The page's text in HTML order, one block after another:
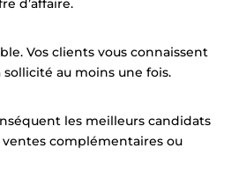
d’affaire.
Vos clients vous connaissent
sollicité au moins une fois.
les meilleurs candidats
complémentaires ou